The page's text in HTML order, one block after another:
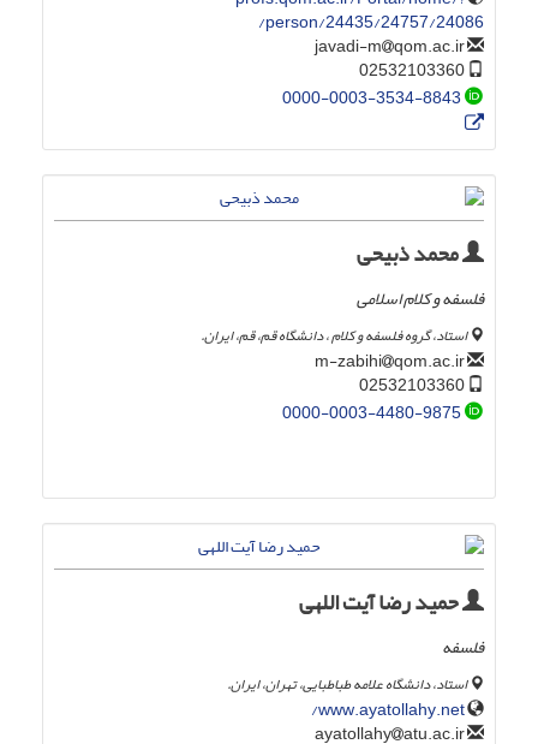
person/24435/24757/24086/
qom.ac.ir
0000-0003-3534-8843
محمد ذبیحی
فلسفه و کلام اسلامی
استاد، گروه فلسفه و کلام ، دانشگاه قم، قم، ایران.
qom.ac.ir
0000-0003-4480-9875
حمید رضا آیت اللهی
فلسفه
استاد، دانشگاه علامه طباطبایی، تهران، ایران.
www.ayatollahy.net/
atu.ac.ir